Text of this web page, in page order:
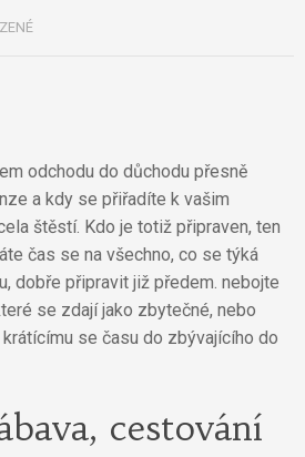
odchodu do důchodu přesně
a kdy se přiřadíte k vašim
štěstí. Kdo je totiž připraven, ten
čas se na všechno, co se týká
dobře připravit již předem. nebojte
se zdají jako zbytečné, nebo
se času do zbývajícího do
cestování